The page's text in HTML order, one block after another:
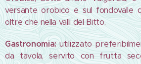
versante orobico e sul fondovalle
oltre che nella valli del Bitto.
Gastronomia:utilizzato
da tavola, servito con frutta